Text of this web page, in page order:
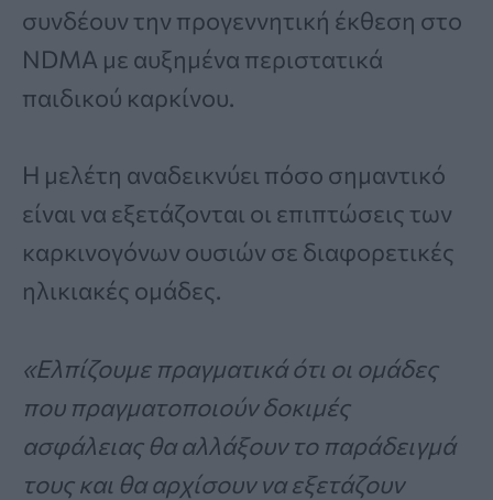
συνδέουν την προγεννητική έκθεση στο
NDMA με αυξημένα περιστατικά
παιδικού καρκίνου.
Η μελέτη αναδεικνύει πόσο σημαντικό
είναι να εξετάζονται οι επιπτώσεις των
καρκινογόνων ουσιών σε διαφορετικές
ηλικιακές ομάδες.
«Ελπίζουμε πραγματικά ότι οι ομάδες
που πραγματοποιούν δοκιμές
ασφάλειας θα αλλάξουν το παράδειγμά
τους και θα αρχίσουν να εξετάζουν